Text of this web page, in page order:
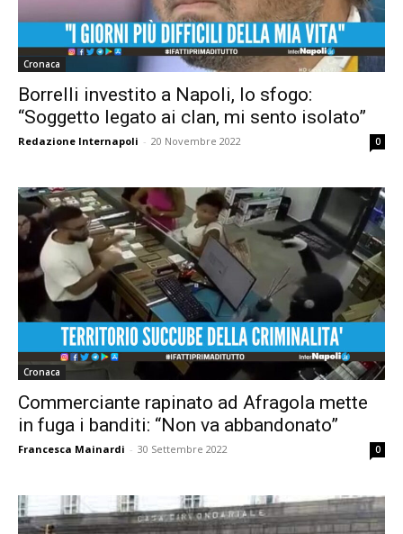
Cronaca
Borrelli investito a Napoli, lo sfogo:
“Soggetto legato ai clan, mi sento isolato”
Redazione Internapoli - 20 Novembre 2022 0
Cronaca
Commerciante rapinato ad Afragola mette
in fuga i banditi: “Non va abbandonato”
Francesca Mainardi - 30 Settembre 2022 0